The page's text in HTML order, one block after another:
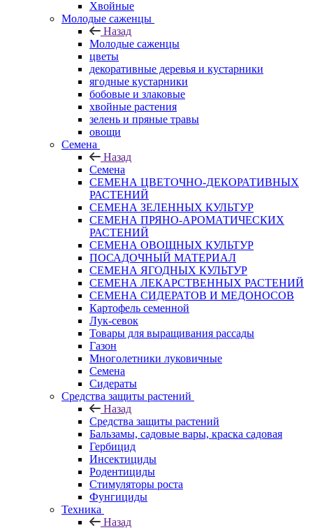
Хвойные
Молодые саженцы
Назад
Молодые саженцы
цветы
декоративные деревья и кустарники
ягодные кустарники
бобовые и злаковые
хвойные растения
зелень и пряные травы
овощи
Семена
Назад
Семена
СЕМЕНА ЦВЕТОЧНО-ДЕКОРАТИВНЫХ
РАСТЕНИЙ
СЕМЕНА ЗЕЛЕННЫХ КУЛЬТУР
СЕМЕНА ПРЯНО-АРОМАТИЧЕСКИХ
РАСТЕНИЙ
СЕМЕНА ОВОЩНЫХ КУЛЬТУР
ПОСАДОЧНЫЙ МАТЕРИАЛ
СЕМЕНА ЯГОДНЫХ КУЛЬТУР
СЕМЕНА ЛЕКАРСТВЕННЫХ РАСТЕНИЙ
СЕМЕНА СИДЕРАТОВ И МЕДОНОСОВ
Картофель семенной
Лук-севок
Товары для выращивания рассады
Газон
Многолетники луковичные
Семена
Сидераты
Средства защиты растений
Назад
Средства защиты растений
Бальзамы, садовые вары, краска садовая
Гербицид
Инсектициды
Родентициды
Стимуляторы роста
Фунгициды
Техника
Назад